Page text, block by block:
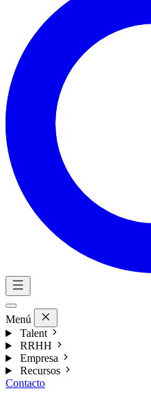
Menú
Talent
RRHH
Empresa
Recursos
Contacto